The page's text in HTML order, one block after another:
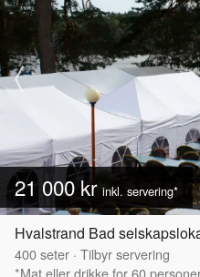
21 000 kr inkl. servering*
Hvalstrand Bad
400seter · Tilbyr servering